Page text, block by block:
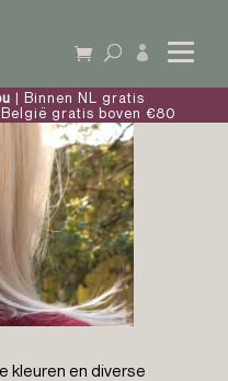

| Binnen NL gratis
gratis boven €80
kleuren en diverse